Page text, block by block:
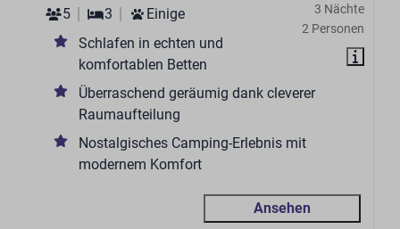
3 Nächte
2 Personen
5
3
Einige
Schlafen in echten und
komfortablen Betten
Überraschend geräumig dank cleverer
Raumaufteilung
Nostalgisches Camping-Erlebnis mit
modernem Komfort
Ansehen